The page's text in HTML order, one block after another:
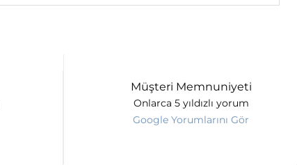
Müşteri Memnuniyeti
Onlarca 5 yıldızlı yorum
Google Yorumlarını Gör